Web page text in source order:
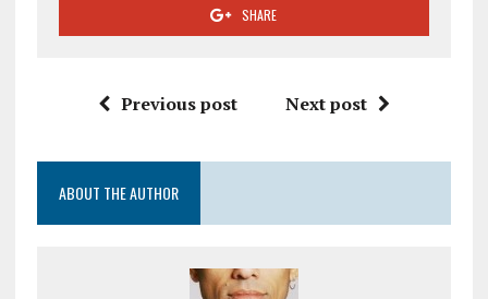
SHARE
Previous post Next post
ABOUT THE AUTHOR